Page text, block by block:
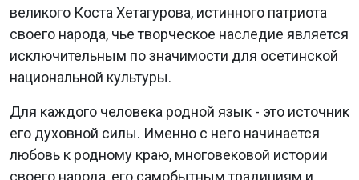
великого Коста Хетагурова, истинного патриота
своего народа, чье творческое наследие является
исключительным по значимости для осетинской
национальной культуры.
Для каждого человека родной язык - это источник
его духовной силы. Именно с него начинается
любовь к родному краю, многовековой истории
своего народа, его самобытным традициям и